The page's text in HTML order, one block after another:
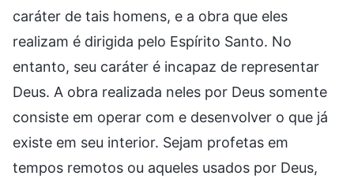
caráter de tais homens, e a obra que eles
realizam é dirigida pelo Espírito Santo. No
entanto, seu caráter é incapaz de representar
Deus. A obra realizada neles por Deus somente
consiste em operar com e desenvolver o que já
existe em seu interior. Sejam profetas em
tempos remotos ou aqueles usados por Deus,